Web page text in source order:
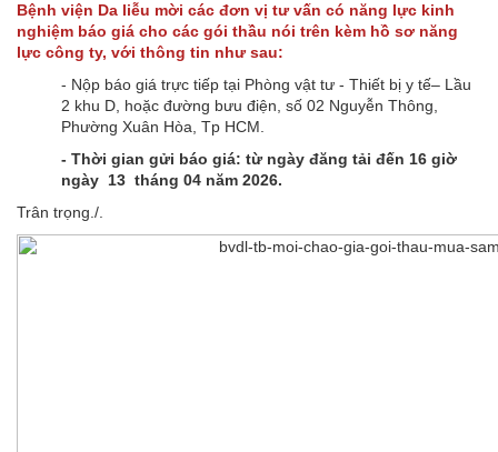
Bệnh viện Da liễu mời các đơn vị tư vấn có năng lực kinh
nghiệm báo giá cho các gói thầu nói trên kèm hồ sơ năng
lực công ty, với thông tin như sau:
- Nộp báo giá trực tiếp tại Phòng vật tư - Thiết bị y tế– Lầu
2 khu D, hoặc đường bưu điện, số 02 Nguyễn Thông,
Phường Xuân Hòa, Tp HCM.
- Thời gian gửi báo giá: từ ngày đăng tải đến 16 giờ
ngày 13 tháng 04 năm 2026.
Trân trọng./.